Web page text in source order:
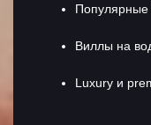
Популярные
Виллы на
Luxury и